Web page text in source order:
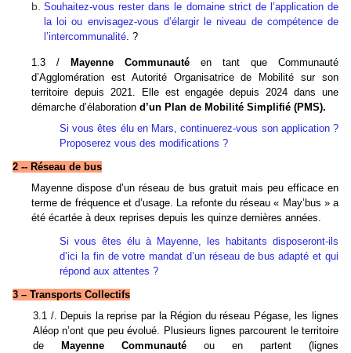
Souhaitez-vous rester dans le domaine strict de l’application de
la loi ou envisagez-vous d’élargir le niveau de compétence de
l’intercommunalité. ?
1.3 / Mayenne Communauté en tant que Communauté
d’Agglomération est Autorité Organisatrice de Mobilité sur son
territoire depuis 2021. Elle est engagée depuis 2024 dans une
démarche d’élaboration d’un Plan de Mobilité Simplifié (PMS).
Si vous êtes élu en Mars, continuerez-vous son application ?
Proposerez vous des modifications ?
2 -- Réseau de bus
Mayenne dispose d’un réseau de bus gratuit mais peu efficace en
terme de fréquence et d’usage. La refonte du réseau « May’bus » a
été écartée à deux reprises depuis les quinze dernières années.
Si vous êtes élu à Mayenne, les habitants disposeront-ils
d’ici la fin de votre mandat d’un réseau de bus adapté et qui
répond aux attentes ?
3 – Transports Collectifs
3.1 /. Depuis la reprise par la Région du réseau Pégase, les lignes
Aléop n’ont que peu évolué. Plusieurs lignes parcourent le territoire
de
Mayenne Communauté ou en partent (lignes